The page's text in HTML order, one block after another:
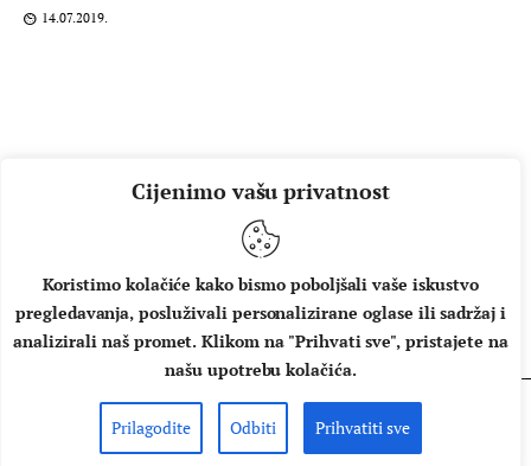
Cijenimo vašu privatnost
Koristimo kolačiće kako bismo poboljšali vaše iskustvo
pregledavanja, posluživali personalizirane oglase ili sadržaj i
analizirali naš promet. Klikom na "Prihvati sve", pristajete na
našu upotrebu kolačića.
Prilagodite Odbiti Prihvatiti sve
14.07.2019.
O NAMA IMPRESSUM UVJETI KORIŠTENJA
Copyright © 2026 Music Box - All rights reserved.